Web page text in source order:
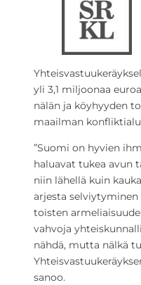
yli 3,1 miljoonaa
nälän ja köyhyyden
maailman
”Suomi on hyvien
haluavat tukea avun
niin lähellä kuin
arjesta selviytyminen
toisten
vahvoja
nähdä, mutta nälkä
sanoo.